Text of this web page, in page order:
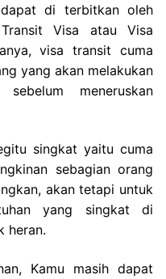
di terbitkan oleh
Visa atau Visa
visa transit cuma
yang akan melakukan
meneruskan
singkat yaitu cuma
sebagian orang
akan tetapi untuk
yang singkat di
heran.
Kamu masih dapat